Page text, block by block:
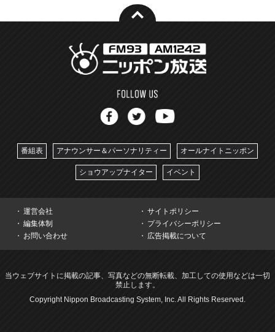
番組表 アナウンサー＆パーソナリティー オールナイトニッポン
ショウアップナイター イベント
運営会社
サイトポリシー
編集体制
プライバシーポリシー
お問い合わせ
広告掲載について
当ウェブサイトに掲載の記事、写真などの無断転載、加工しての使用などは一切
禁止します。
Copyright Nippon Broadcasting System, Inc. All Rights Reserved.